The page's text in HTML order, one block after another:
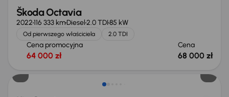
Škoda Octavia
2022116 333 kmDiesel2.0 TDI85 kW
Od pierwszego właściciela 2.0 TDI
Cena promocyjna
64 000 zł
Cena
68 000 zł
Taniej o 1 000 zł